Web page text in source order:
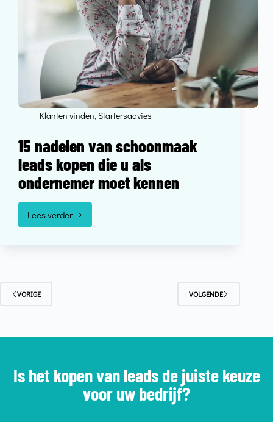
Klanten vinden,Startersadvies
15 nadelen van schoonmaak
leads kopen die u als
ondernemer moet kennen
Lees verder
VORIGE VOLGENDE
Is het kopen van leads de juiste keuze
voor uw bedrijf?